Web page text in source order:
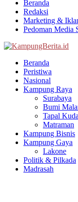
Beranda
Redaksi
Marketing &
Pedoman Media
Beranda
Peristiwa
Nasional
Kampung Raya
Surabaya
Bumi
Tapal Kuda
Matraman
Kampung Bisnis
Kampung Gaya
Lakone
Politik & Pilkada
Madrasah